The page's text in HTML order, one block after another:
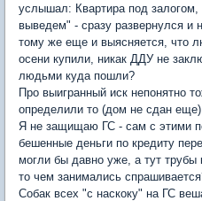
услышал: Квартира под
выведем" - сразу развернулся и
тому же еще и выясняется, что
осени купили, никак ДДУ не
людьми куда пошли?
Про выигранный иск непонятно
определили то (дом не сдан еще).
Я не защищаю ГС - сам с этими
бешенные деньги по кредиту
могли бы давно уже, а тут
то чем занимались
Собак всех "с наскоку" на ГС